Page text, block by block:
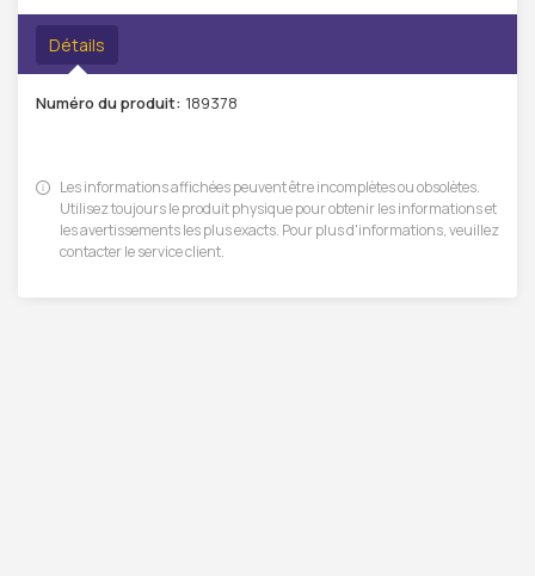
Détails
Numéro du produit: 189378
Les informations affichées peuvent être incomplètes ou obsolètes.
Utilisez toujours le produit physique pour obtenir les informations et
les avertissements les plus exacts. Pour plus d'informations, veuillez
contacter le service client.